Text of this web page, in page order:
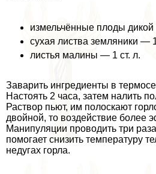
измельчённые плоды
сухая листва земляники —
листья малины — 1 ст. л.
Заварить ингредиенты в
Настоять 2 часа, затем налить
Раствор пьют, им полоскают
двойной, то воздействие более
Манипуляции проводить три
помогает снизить температуру
недугах горла.